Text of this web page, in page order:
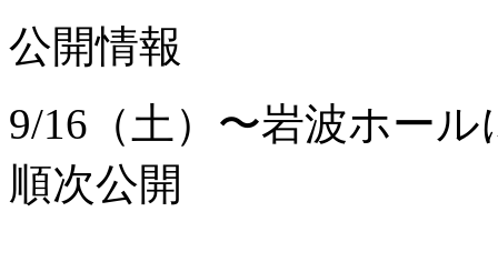
公開情報
9/16（土）〜岩波ホー
順次公開